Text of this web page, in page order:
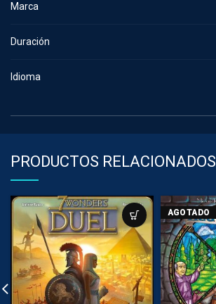
Marca
Duración
Idioma
PRODUCTOS RELACIONADOS
AGOTADO